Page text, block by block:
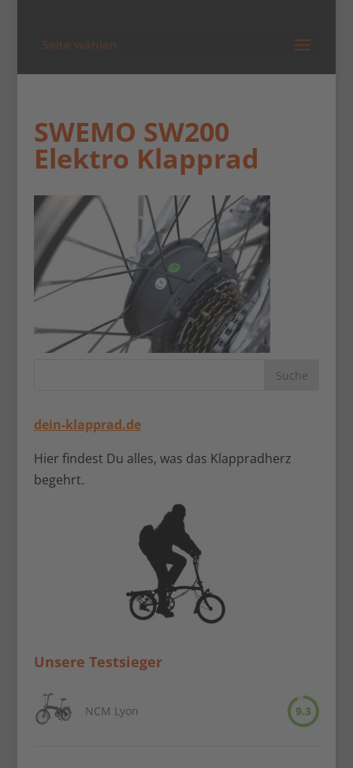
Seite wählen
SWEMO SW200
Elektro Klapprad
dein-klapprad.de
Hier findest Du alles, was das Klappradherz
begehrt.
Unsere Testsieger
NCM Lyon 9.3